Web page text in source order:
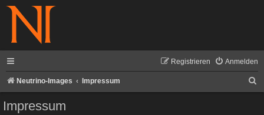
Anmelden
Registrieren
Neutrino-Images Impressum
Impressum